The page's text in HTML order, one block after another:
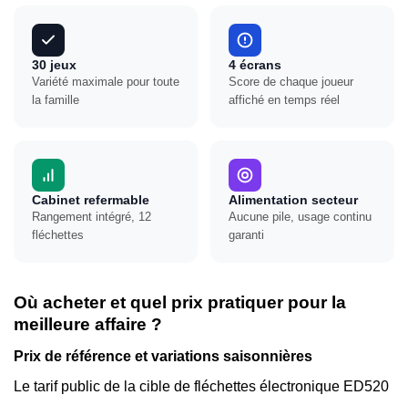
30 jeux
Variété maximale pour toute
la famille
4 écrans
Score de chaque joueur
affiché en temps réel
Cabinet refermable
Rangement intégré, 12
fléchettes
Alimentation secteur
Aucune pile, usage continu
garanti
Où acheter et quel prix pratiquer pour la
meilleure affaire ?
Prix de référence et variations saisonnières
Le tarif public de la cible de fléchettes électronique ED520